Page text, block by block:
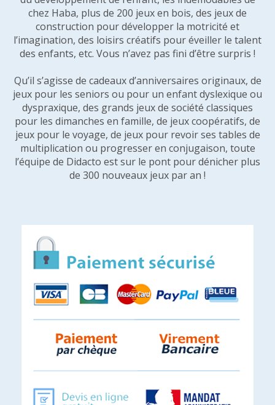
chez Haba, plus de 200 jeux en bois, des jeux de
construction pour développer la motricité et
l’imagination, des loisirs créatifs pour éveiller le talent
des enfants, etc. Vous n’avez pas fini d’être surpris !
Qu’il s’agisse de cadeaux d’anniversaires originaux, de
jeux pour les seniors ou pour un enfant dyslexique ou
dyspraxique, des grands jeux de société classiques
pour les dimanches en famille, de jeux coopératifs, de
jeux pour le voyage, de jeux pour revoir ses tables de
multiplication ou progresser en conjugaison, toute
l’équipe de Didacto est sur le pont pour dénicher plus
de 300 nouveaux jeux par an !